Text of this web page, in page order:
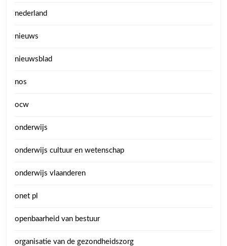
nederland
nieuws
nieuwsblad
nos
ocw
onderwijs
onderwijs cultuur en wetenschap
onderwijs vlaanderen
onet pl
openbaarheid van bestuur
organisatie van de gezondheidszorg